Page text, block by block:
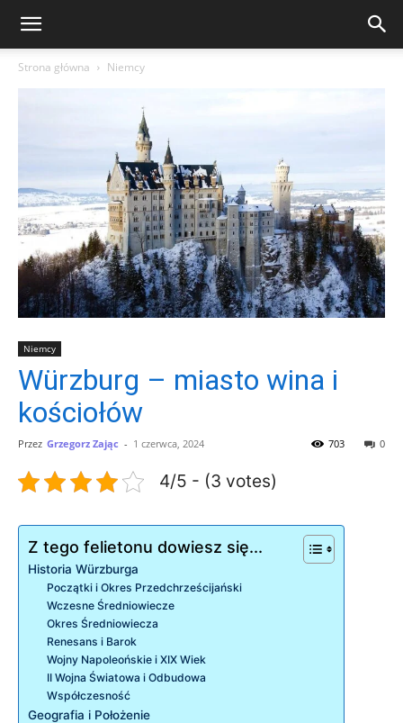
Strona główna Niemcy
Niemcy
Würzburg – miasto wina i
kościołów
Przez Grzegorz Zając - 1 czerwca, 2024 0
703
4/5 - (3 votes)
Z tego felietonu dowiesz się...
Historia Würzburga
Początki i Okres Przedchrześcijański
Wczesne Średniowiecze
Okres Średniowiecza
Renesans i Barok
Wojny Napoleońskie i XIX Wiek
II Wojna Światowa i Odbudowa
Współczesność
Geografia i Położenie